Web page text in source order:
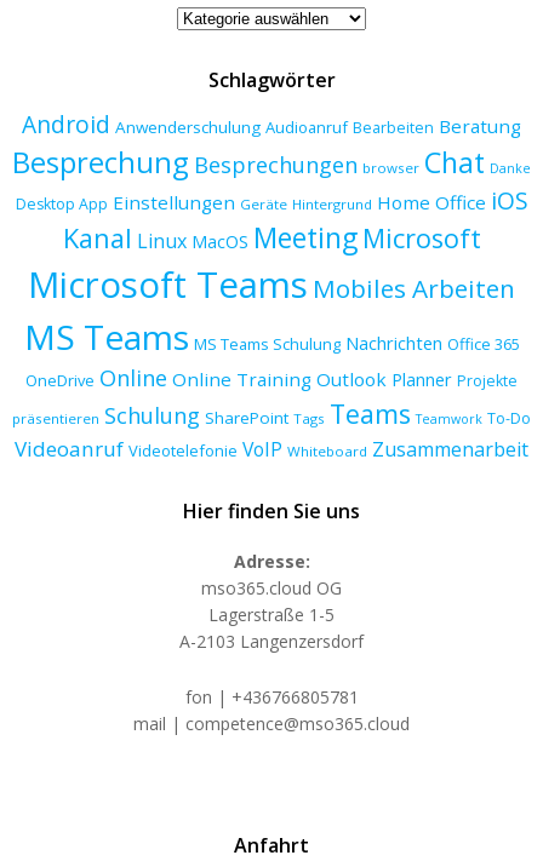
Beitragskategorien
Schlagwörter
Android Anwenderschulung Audioanruf Bearbeiten Beratung
Besprechung Besprechungen browser Chat Danke
Desktop App Einstellungen Geräte Hintergrund Home Office iOS
Kanal Linux MacOS Meeting Microsoft
Microsoft Teams Mobiles Arbeiten
MS Teams MS Teams Schulung Nachrichten Office 365
OneDrive Online Online Training Outlook Planner Projekte
präsentieren Schulung SharePoint Tags Teams Teamwork To-Do
Videoanruf Videotelefonie VoIP Whiteboard Zusammenarbeit
Hier finden Sie uns
Adresse:
mso365.cloud OG
Lagerstraße 1-5
A-2103 Langenzersdorf
fon | +436766805781
mail | competence@mso365.cloud
Anfahrt